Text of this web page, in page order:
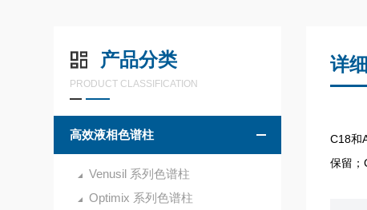
产品分类
PRODUCT CLASSIFICATION
高效液相色谱柱
Venusil 系列色谱柱
Optimix 系列色谱柱
详
C18和
保留；